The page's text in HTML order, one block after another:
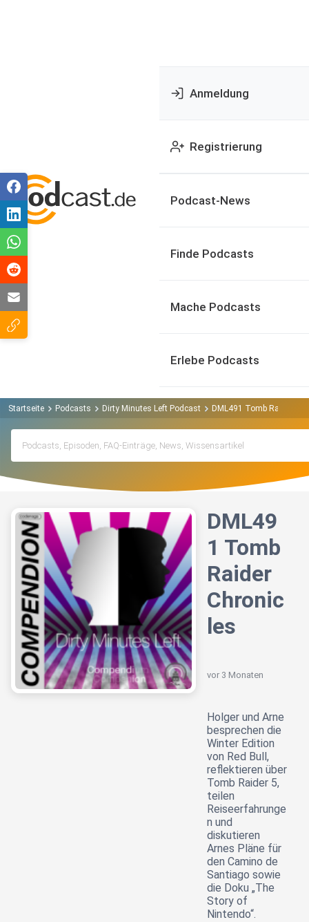
Anmeldung
Registrierung
Podcast-News
Finde Podcasts
Mache Podcasts
Erlebe Podcasts
Startseite Podcasts Dirty Minutes Left Podcast DML491 Tomb Raider
DML49
1 Tomb
Raider
Chronic
les
vor 3 Monaten
Holger und Arne
besprechen die
Winter Edition
von Red Bull,
reflektieren über
Tomb Raider 5,
teilen
Reiseerfahrunge
n und
diskutieren
Arnes Pläne für
den Camino de
Santiago sowie
die Doku „The
Story of
Nintendo“.